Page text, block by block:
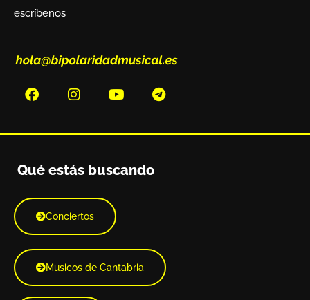
escríbenos
Qué estás buscando
Conciertos
Musicos de Cantabria